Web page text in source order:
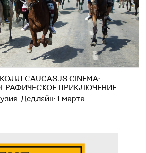
CAUCASUS CINEMA:
ПРИКЛЮЧЕНИЕ
Дедлайн: 1 марта